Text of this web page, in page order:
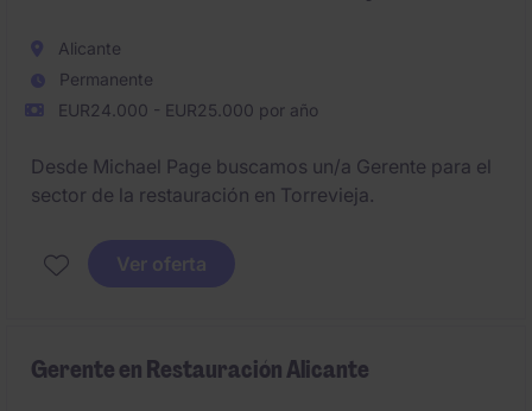
Alicante
Permanente
EUR24.000 - EUR25.000 por año
Desde Michael Page buscamos un/a Gerente para el
sector de la restauración en Torrevieja.
Ver oferta
Gerente en Restauración Alicante